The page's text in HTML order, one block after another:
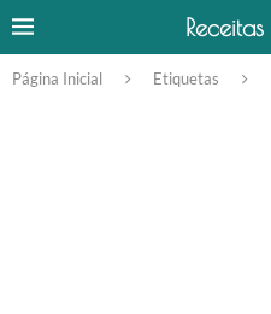
Página Inicial Etiquetas